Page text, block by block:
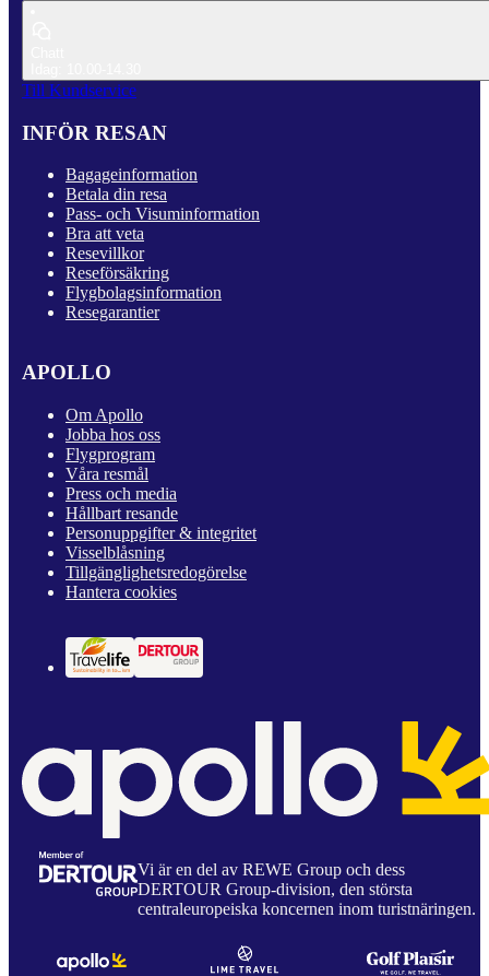
Till Kundservice
INFÖR RESAN
Bagageinformation
Betala din resa
Pass- och Visuminformation
Bra att veta
Resevillkor
Reseförsäkring
Flygbolagsinformation
Resegarantier
APOLLO
Om Apollo
Jobba hos oss
Flygprogram
Våra resmål
Press och media
Hållbart resande
Personuppgifter & integritet
Visselblåsning
Tillgänglighetsredogörelse
Hantera cookies
Vi är en del av REWE Group och dess
DERTOUR Group-division, den största
centraleuropeiska koncernen inom turistnäringen.